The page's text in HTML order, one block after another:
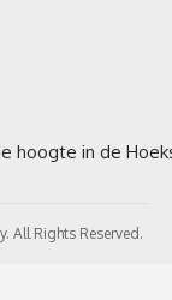
All Rights Reserved.